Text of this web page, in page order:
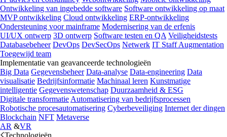
Ontwikkeling van ingebedde software Software ontwikkeling op maat
MVP ontwikkeling Cloud ontwikkeling ERP-ontwikkeling
Ondersteuning voor mainframe Modernisering van de erfenis
UI/UX ontwerp 3D ontwerp Software testen en QA Veiligheidstests
Databasebeheer DevOps DevSecOps Netwerk IT Staff Augmentation
Toegewijd team
Implementatie van geavanceerde technologieën
Big Data Gegevensbeheer Data-analyse Data-engineering Data
visualisatie Bedrijfsinformatie Machinaal leren Kunstmatige
intelligentie Gegevenswetenschap Duurzaamheid & ESG
Digitale transformatie Automatisering van bedrijfsprocessen
Robotische procesautomatisering Cyberbeveiliging Internet der dingen
Blockchain NFT Metaverse
AR &VR
Technologieën